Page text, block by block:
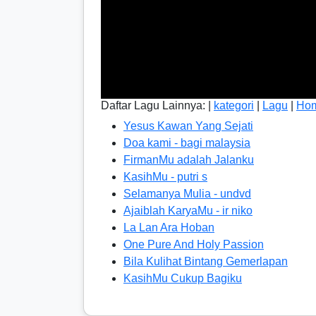
Daftar Lagu Lainnya: | kategori Lagu
Yesus Kawan Yang Sejati
Doa kami - bagi malaysia
FirmanMu adalah Jalanku
KasihMu - putri s
Selamanya Mulia - undvd
Ajaiblah KaryaMu - ir niko
La Lan Ara Hoban
One Pure And Holy Passion
Bila Kulihat Bintang Gemerlapan
KasihMu Cukup Bagiku